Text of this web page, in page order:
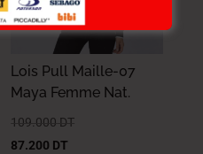
Lois Pull Maille-07
Maya Femme Nat.
109.000 DT
87.200 DT